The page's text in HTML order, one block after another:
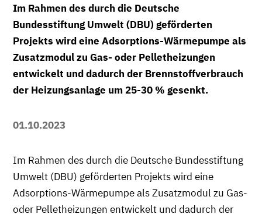
Im Rahmen des durch die Deutsche
Bundesstiftung Umwelt (DBU) geförderten
Projekts wird eine Adsorptions-Wärmepumpe als
Zusatzmodul zu Gas- oder Pelletheizungen
entwickelt und dadurch der Brennstoffverbrauch
der Heizungsanlage um 25-30 % gesenkt.
01.10.2023
Im Rahmen des durch die Deutsche Bundesstiftung
Umwelt (DBU) geförderten Projekts wird eine
Adsorptions-Wärmepumpe als Zusatzmodul zu Gas-
oder Pelletheizungen entwickelt und dadurch der